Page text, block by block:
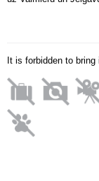
It is forbidden to